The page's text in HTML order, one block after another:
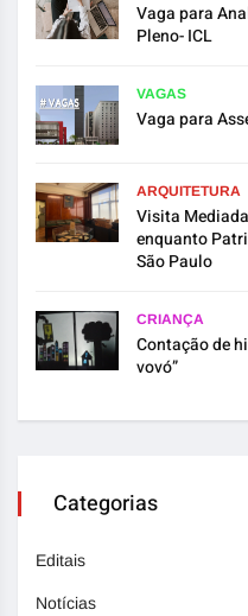
Vaga para
Pleno- ICL
VAGAS
Vaga para
ARQUITETURA
Visita
enquanto
São Paulo
CRIANÇA
Contação de
vovó”
Categorias
Editais
Notícias